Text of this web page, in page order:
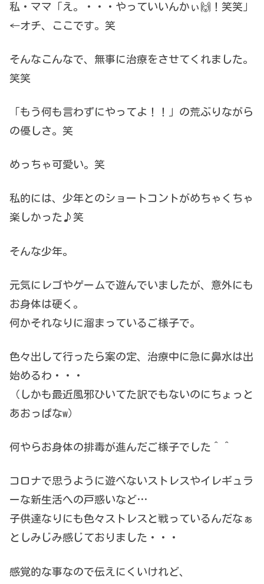
私・ママ「え。・・・やっていいんかぃ🙌！笑笑」
←オチ、ここです。笑
そんなこんなで、無事に治療をさせてくれました。
笑笑
「もう何も言わずにやってよ！！」の荒ぶりながら
の優しさ。笑
めっちゃ可愛い。笑
私的には、少年とのショートコントがめちゃくちゃ
楽しかった♪笑
そんな少年。
元気にレゴやゲームで遊んでいましたが、意外にも
お身体は硬く。
何かそれなりに溜まっているご様子で。
色々出して行ったら案の定、治療中に急に鼻水は出
始めるわ・・・
（しかも最近風邪ひいてた訳でもないのにちょっと
あおっぱなw）
何やらお身体の排毒が進んだご様子でした＾＾
コロナで思うように遊べないストレスやイレギュラ
ーな新生活への戸惑いなど…
子供達なりにも色々ストレスと戦っているんだなぁ
としみじみ感じておりました・・・
感覚的な事なので伝えにくいけれど、